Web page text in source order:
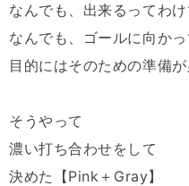
なんでも、出来るってわ
なんでも、ゴールに向か
目的にはそのための準備
そうやって
濃い打ち合わせをして
決めた【Pink＋Gray】